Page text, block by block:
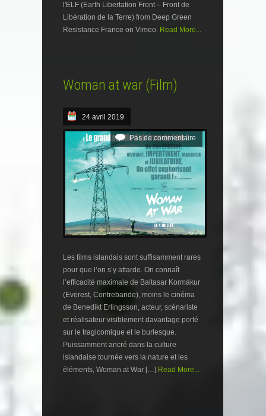
l'ELF (Earth Libertation Front – Front de
Libération de la Terre) from Deep Green
Resistance France on Vimeo. Read More...
Woman at war (Film)
24 avril 2019
Pas de commentaire
Les films islandais sont suffisamment rares
pour que l’on s’y attarde. On connaît
l’efficacité maximale de Baltasar Kormákur
(Everest, Contrebande), moins le cinéma
de Benedikt Erlingsson, acteur, scénariste
et réalisateur visiblement davantage porté
sur le tragicomique et le burlesque.
Puissamment ancré dans la culture
islandaise tournée vers la nature et les
éléments, Woman at War […] Read More...